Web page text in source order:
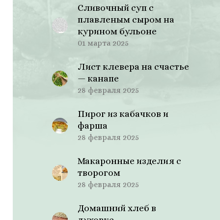
Сливочный суп с
плавленым сыром на
курином бульоне
01 марта 2025
Лист клевера на счастье
— канапе
28 февраля 2025
Пирог из кабачков и
фарша
28 февраля 2025
Макаронные изделия с
творогом
28 февраля 2025
Домашний хлеб в